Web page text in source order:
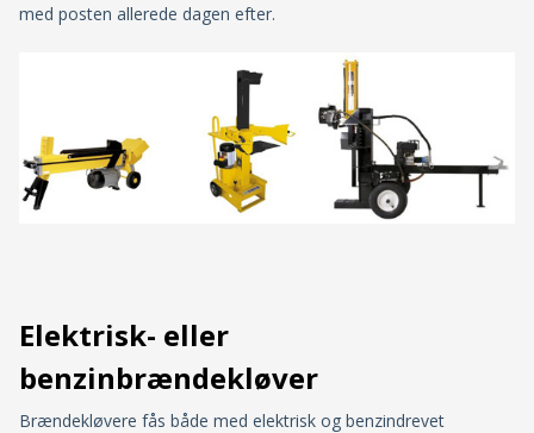
med posten allerede dagen efter.
Elektrisk- eller
benzinbrændekløver
Brændekløvere fås både med elektrisk og benzindrevet